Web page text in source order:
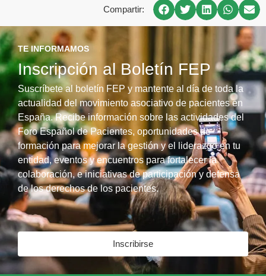
Compartir:
TE INFORMAMOS
Inscripción al Boletín FEP
Suscríbete al boletín FEP y mantente al día de toda la
actualidad del movimiento asociativo de pacientes en
España. Recibe información sobre las actividades del
Foro Español de Pacientes, oportunidades de
formación para mejorar la gestión y el liderazgo en tu
entidad, eventos y encuentros para fortalecer la
colaboración, e iniciativas de participación y defensa
de los derechos de los pacientes.
Inscribirse